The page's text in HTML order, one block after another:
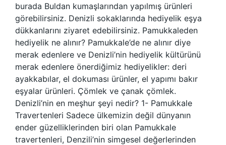
burada Buldan kumaşlarından yapılmış ürünleri
görebilirsiniz. Denizli sokaklarında hediyelik eşya
dükkanlarını ziyaret edebilirsiniz. Pamukkaleden
hediyelik ne alınır? Pamukkale’de ne alınır diye
merak edenlere ve Denizli’nin hediyelik kültürünü
merak edenlere önerdiğimiz hediyelikler: deri
ayakkabılar, el dokuması ürünler, el yapımı bakır
eşyalar ürünleri. Çömlek ve çanak çömlek.
Denizli’nin en meşhur şeyi nedir? 1- Pamukkale
Travertenleri Sadece ülkemizin değil dünyanın
ender güzelliklerinden biri olan Pamukkale
travertenleri, Denzili’nin simgesel değerlerinden